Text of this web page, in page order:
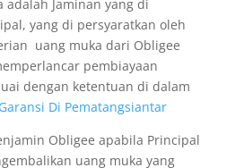
adalah Jaminan yang di
yang di persyaratkan oleh
uang muka dari Obligee
pembiayaan
dengan ketentuan di dalam
Di Pematangsiantar
Obligee apabila Principal
uang muka yang